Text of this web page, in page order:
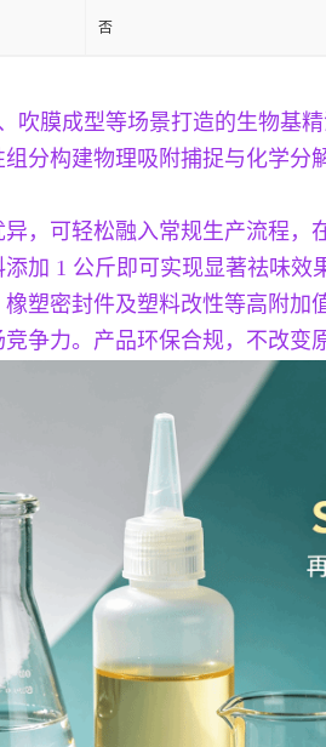
否
吹膜成型等场景打造的生物基
分构建物理吸附捕捉与化学
，可轻松融入常规生产流程
加 1 公斤即可实现显著祛味
塑密封件及塑料改性等高附加
争力。产品环保合规，不改变